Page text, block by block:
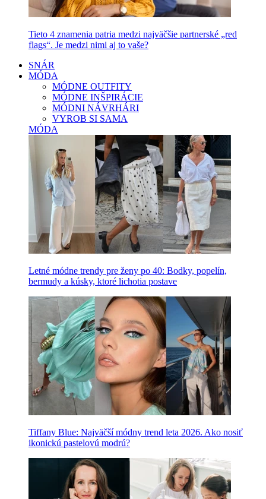
Tieto 4 znamenia patria medzi najväčšie partnerské „red
flags“. Je medzi nimi aj to vaše?
SNÁR
MÓDA
MÓDNE OUTFITY
MÓDNE INŠPIRÁCIE
MÓDNI NÁVRHÁRI
VYROB SI SAMA
MÓDA
Letné módne trendy pre ženy po 40: Bodky, popelín,
bermudy a kúsky, ktoré lichotia postave
Tiffany Blue: Najväčší módny trend leta 2026. Ako nosiť
ikonickú pastelovú modrú?